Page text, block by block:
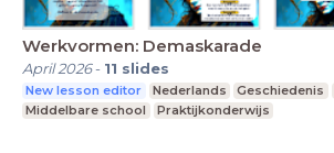
Werkvormen: Demaskarade
April 2026- 11 slides
New lesson editor Nederlands Geschiedenis
Middelbare school
Praktijkonderwijs